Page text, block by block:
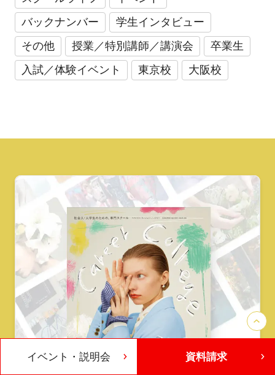
バックナンバー
学生インタビュー
その他
授業／特別講師／講演会
卒業生
入試／体験イベント
東京校 大阪校
イベント・説明会 資料請求